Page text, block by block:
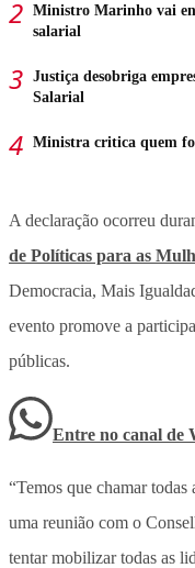
Ministro Marinho vai
salarial
Justiça desobriga
Salarial
Ministra critica quem
A declaração ocorreu
de Políticas para as
Democracia, Mais
evento promove a
públicas.
Entre no canal de
“Temos que chamar todas
uma reunião com o
tentar mobilizar todas as